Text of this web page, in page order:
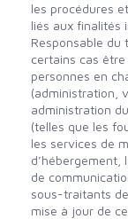
les procédures
liés aux finalités
Responsable du
certains cas
personnes en
(administration,
administration
(telles que les
les services de
d’hébergement,
de
sous-traitants
mise à jour de